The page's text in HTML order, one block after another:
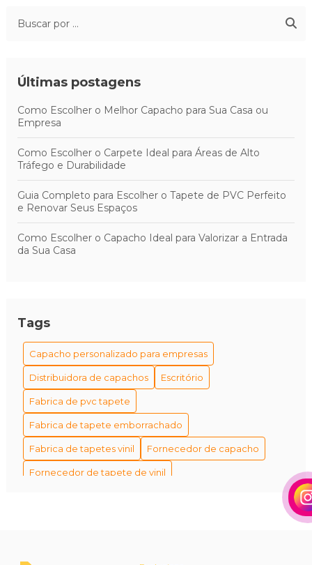
Últimas postagens
Como Escolher o Melhor Capacho para Sua Casa ou
Empresa
Como Escolher o Carpete Ideal para Áreas de Alto
Tráfego e Durabilidade
Guia Completo para Escolher o Tapete de PVC Perfeito
e Renovar Seus Espaços
Como Escolher o Capacho Ideal para Valorizar a Entrada
da Sua Casa
Tags
Capacho personalizado para empresas
Distribuidora de capachos Escritório
Fabrica de pvc tapete
Fabrica de tapete emborrachado
Fabrica de tapetes vinil Fornecedor de capacho
Fornecedor de tapete de vinil